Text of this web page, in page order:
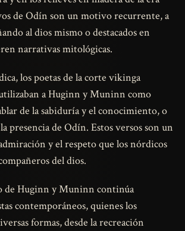
de Odín son un motivo recurrente, a
al dios mismo o destacados en
narrativas mitológicas.
los poetas de la corte vikinga
a Huginn y Muninn como
de la sabiduría y el conocimiento, o
presencia de Odín. Estos versos son un
y el respeto que los nórdicos
del dios.
de Huginn y Muninn continúa
contemporáneos, quienes los
formas, desde la recreación